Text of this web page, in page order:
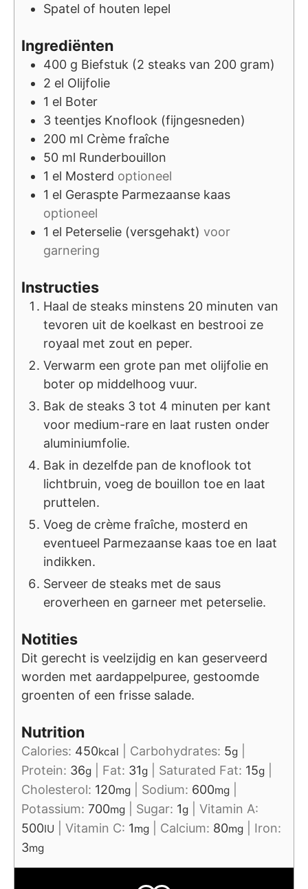
Spatel of houten lepel
Ingrediënten
400 g Biefstuk (2 steaks van 200 gram)
2 el Olijfolie
1 el Boter
3 teentjes Knoflook (fijngesneden)
200 ml Crème fraîche
50 ml Runderbouillon
1 el Mosterd optioneel
1 el Geraspte Parmezaanse kaas
optioneel
1 el Peterselie (versgehakt) voor
garnering
Instructies
Haal de steaks minstens 20 minuten van
tevoren uit de koelkast en bestrooi ze
royaal met zout en peper.
Verwarm een grote pan met olijfolie en
boter op middelhoog vuur.
Bak de steaks 3 tot 4 minuten per kant
voor medium-rare en laat rusten onder
aluminiumfolie.
Bak in dezelfde pan de knoflook tot
lichtbruin, voeg de bouillon toe en laat
pruttelen.
Voeg de crème fraîche, mosterd en
eventueel Parmezaanse kaas toe en laat
indikken.
Serveer de steaks met de saus
eroverheen en garneer met peterselie.
Notities
Dit gerecht is veelzijdig en kan geserveerd
worden met aardappelpuree, gestoomde
groenten of een frisse salade.
Nutrition
Calories: 450kcal Carbohydrates: 5g
Protein: 36g Fat: 31g Saturated Fat: 15g
Cholesterol: 120mg Sodium: 600mg
Potassium: 700mg Sugar: 1g
Vitamin A:
500IU Vitamin C: 1mg Calcium: 80mg
Iron:
3mg